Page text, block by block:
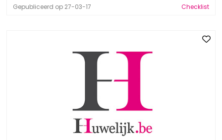
Gepubliceerd op 27-03-17 Checklist